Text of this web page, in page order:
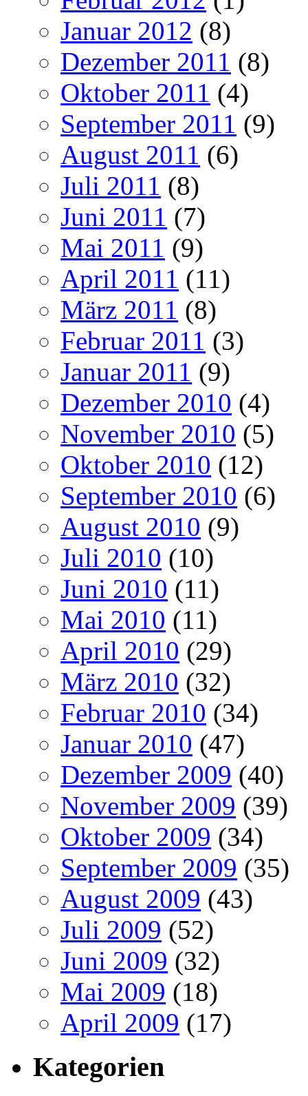
Januar 2012 (8)
Dezember 2011 (8)
Oktober 2011 (4)
September 2011 (9)
August 2011 (6)
Juli 2011 (8)
Juni 2011 (7)
Mai 2011 (9)
April 2011 (11)
März 2011 (8)
Februar 2011 (3)
Januar 2011 (9)
Dezember 2010 (4)
November 2010 (5)
Oktober 2010 (12)
September 2010 (6)
August 2010 (9)
Juli 2010 (10)
Juni 2010 (11)
Mai 2010 (11)
April 2010 (29)
März 2010 (32)
Februar 2010 (34)
Januar 2010 (47)
Dezember 2009 (40)
November 2009 (39)
Oktober 2009 (34)
September 2009 (35)
August 2009 (43)
Juli 2009 (52)
Juni 2009 (32)
Mai 2009 (18)
April 2009 (17)
Kategorien